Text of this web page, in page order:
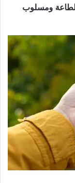
ومسلوب